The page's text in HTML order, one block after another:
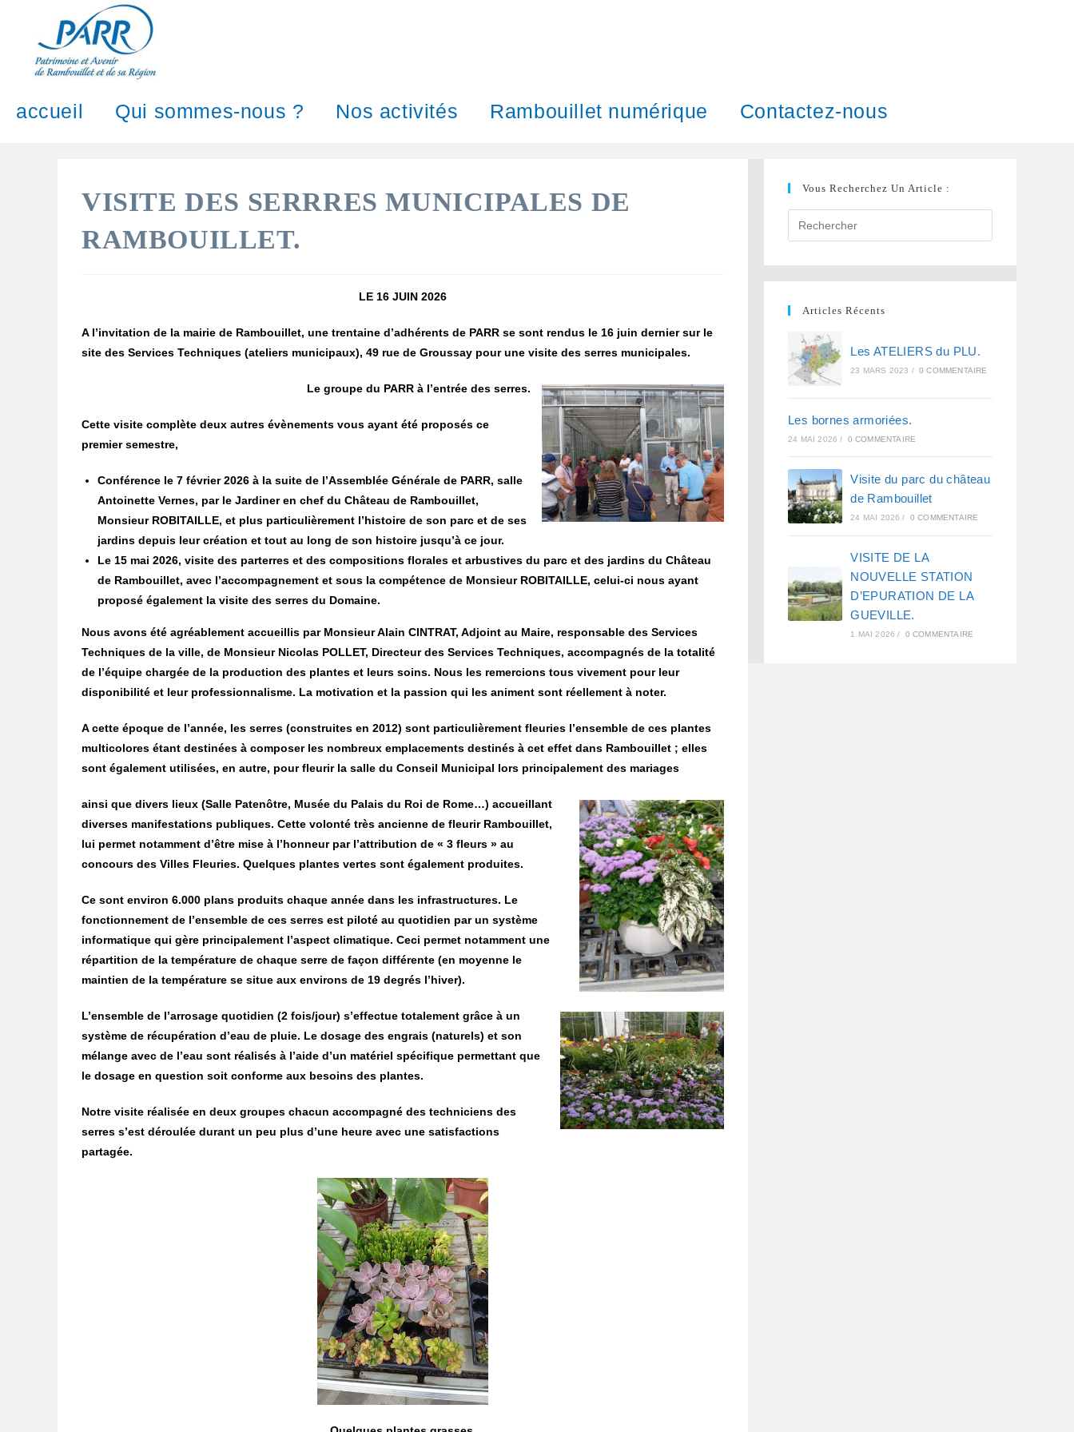
accueil Qui sommes-nous ? Nos activités Rambouillet numérique Contactez-nous
VISITE DES SERRRES MUNICIPALES DE
RAMBOUILLET.
LE 16 JUIN 2026
A l’invitation de la mairie de Rambouillet, une trentaine d’adhérents de PARR se sont rendus le 16 juin dernier sur le
site des Services Techniques (ateliers municipaux), 49 rue de Groussay pour une visite des serres municipales.
Le groupe du PARR à l’entrée des serres.
Cette visite complète deux autres évènements vous ayant été proposés ce
premier semestre,
Conférence le 7 février 2026 à la suite de l’Assemblée Générale de PARR, salle
Antoinette Vernes, par le Jardiner en chef du Château de Rambouillet,
Monsieur ROBITAILLE, et plus particulièrement l’histoire de son parc et de ses
jardins depuis leur création et tout au long de son histoire jusqu’à ce jour.
Le 15 mai 2026, visite des parterres et des compositions florales et arbustives du parc et des jardins du Château
de Rambouillet, avec l’accompagnement et sous la compétence de Monsieur ROBITAILLE, celui-ci nous ayant
proposé également la visite des serres du Domaine.
Nous avons été agréablement accueillis par Monsieur Alain CINTRAT, Adjoint au Maire, responsable des Services
Techniques de la ville, de Monsieur Nicolas POLLET, Directeur des Services Techniques, accompagnés de la totalité
de l’équipe chargée de la production des plantes et leurs soins. Nous les remercions tous vivement pour leur
disponibilité et leur professionnalisme. La motivation et la passion qui les animent sont réellement à noter.
A cette époque de l’année, les serres (construites en 2012) sont particulièrement fleuries l’ensemble de ces plantes
multicolores étant destinées à composer les nombreux emplacements destinés à cet effet dans Rambouillet ; elles
sont également utilisées, en autre, pour fleurir la salle du Conseil Municipal lors principalement des mariages
ainsi que divers lieux (Salle Patenôtre, Musée du Palais du Roi de Rome…) accueillant
diverses manifestations publiques. Cette volonté très ancienne de fleurir Rambouillet,
lui permet notamment d’être mise à l’honneur par l’attribution de « 3 fleurs » au
concours des Villes Fleuries. Quelques plantes vertes sont également produites.
Ce sont environ 6.000 plans produits chaque année dans les infrastructures. Le
fonctionnement de l’ensemble de ces serres est piloté au quotidien par un système
informatique qui gère principalement l’aspect climatique. Ceci permet notamment une
répartition de la température de chaque serre de façon différente (en moyenne le
maintien de la température se situe aux environs de 19 degrés l’hiver).
L’ensemble de l’arrosage quotidien (2 fois/jour) s’effectue totalement grâce à un
système de récupération d’eau de pluie. Le dosage des engrais (naturels) et son
mélange avec de l’eau sont réalisés à l’aide d’un matériel spécifique permettant que
le dosage en question soit conforme aux besoins des plantes.
Notre visite réalisée en deux groupes chacun accompagné des techniciens des
serres s’est déroulée durant un peu plus d’une heure avec une satisfactions
partagée.
Vous Recherchez Un Article :
Articles Récents
Les ATELIERS du PLU.
23 MARS 2023 / 0 COMMENTAIRE
Les bornes armoriées.
24 MAI 2026 / 0 COMMENTAIRE
Visite du parc du château
de Rambouillet
24 MAI 2026 / 0 COMMENTAIRE
VISITE DE LA
NOUVELLE STATION
D’EPURATION DE LA
GUEVILLE.
1 MAI 2026 / 0 COMMENTAIRE